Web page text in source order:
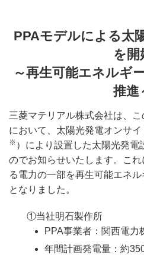
PPAモデルによる太
を開
～再生可能エネルギ
推進
三菱マテリアル株式会社は、
において、太陽光発電オンサ
※ ）により設置した太陽光発電
のでお知らせいたします。こ
る電力の一部を再生可能エネ
となりました。
①当社明石製作所
PPA事業者：関西電力
年間計画発電量：約